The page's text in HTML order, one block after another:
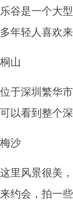
谷是一个大
年轻人喜欢
山
于深圳繁华
以看到整个
沙
里风景很美
约会，拍一